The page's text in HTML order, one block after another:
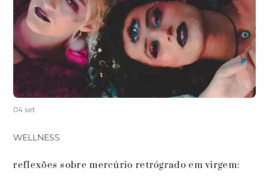
04 set
WELLNESS
reflexões sobre mercúrio retrógrado em virgem: